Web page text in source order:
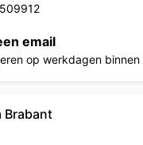
email
op werkdagen binnen
Brabant